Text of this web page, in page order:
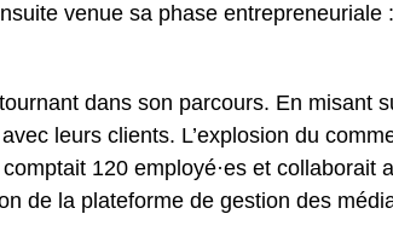
venue sa phase entrepreneuriale
dans son parcours. En misant
leurs clients. L’explosion du
120 employé·es et
de la plateforme de gestion des